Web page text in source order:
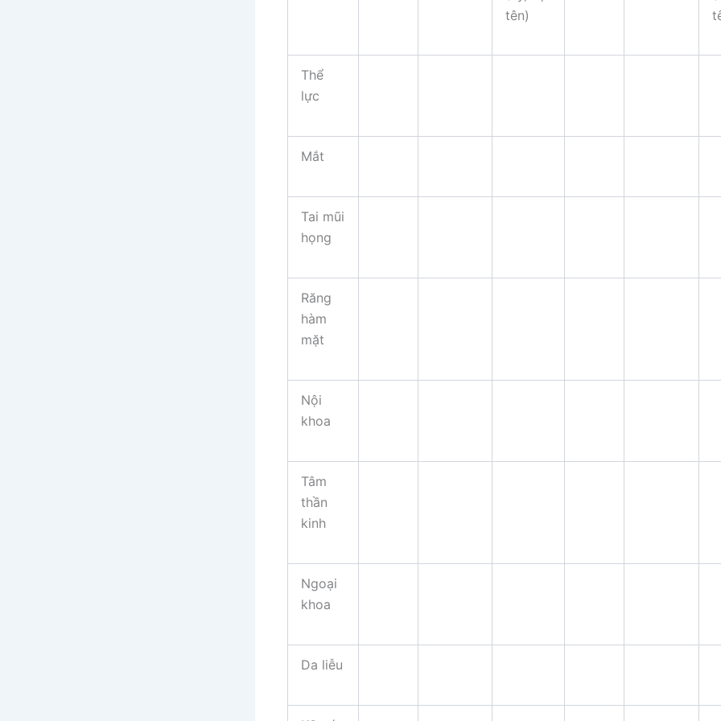
tên)
Thể
lực
Mắt
Tai mũi
họng
Răng
hàm
mặt
Nội
khoa
Tâm
thần
kinh
Ngoại
khoa
Da liễu